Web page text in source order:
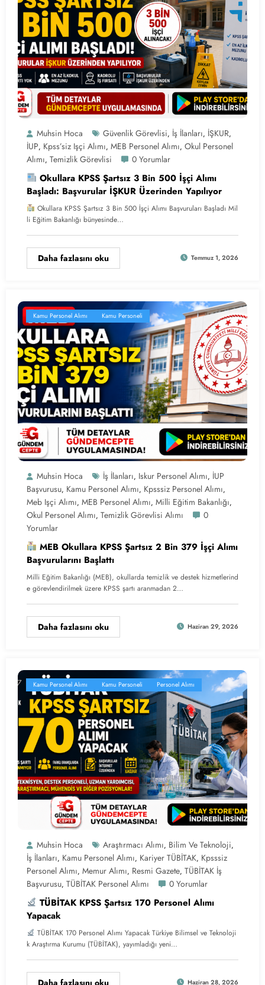
Muhsin Hoca Güvenlik Görevlisi, İş İlanları, İŞKUR,
İUP, Kpss’siz Işçi Alımı, MEB Personel Alımı, Okul Personel
Alımı, Temizlik Görevlisi 0 Yorumlar
Okullara KPSS Şartsız 3 Bin 500 İşçi Alımı
Başladı: Başvurular İŞKUR Üzerinden Yapılıyor
Okullara KPSS Şartsız 3 Bin 500 İşçi Alımı Başvuruları Başladı Mil
li Eğitim Bakanlığı bünyesinde…
Daha fazlasını oku Temmuz 1, 2026
Kamu Personel Alımı Kamu Personeli
Muhsin Hoca İş İlanları, Iskur Personel Alımı, İUP
Başvurusu, Kamu Personel Alımı, Kpsssiz Personel Alımı,
Meb Işçi Alımı, MEB Personel Alımı, Milli Eğitim Bakanlığı,
Okul Personel Alımı, Temizlik Görevlisi Alımı
0
Yorumlar
MEB Okullara KPSS Şartsız 2 Bin 379 İşçi Alımı
Başvurularını Başlattı
Milli Eğitim Bakanlığı (MEB), okullarda temizlik ve destek hizmetlerind
e görevlendirilmek üzere KPSS şartı aranmadan 2…
Daha fazlasını oku Haziran 29, 2026
Kamu Personel Alımı Kamu Personeli Personel Alımı
Muhsin Hoca Araştırmacı Alımı, Bilim Ve Teknoloji,
İş İlanları, Kamu Personel Alımı, Kariyer TÜBİTAK, Kpsssiz
Personel Alımı, Memur Alımı, Resmi Gazete, TÜBİTAK İş
Başvurusu, TÜBİTAK Personel Alımı 0 Yorumlar
TÜBİTAK KPSS Şartsız 170 Personel Alımı
Yapacak
TÜBİTAK 170 Personel Alımı Yapacak Türkiye Bilimsel ve Teknoloji
k Araştırma Kurumu (TÜBİTAK), yayımladığı yeni…
Daha fazlasını oku Haziran 28, 2026